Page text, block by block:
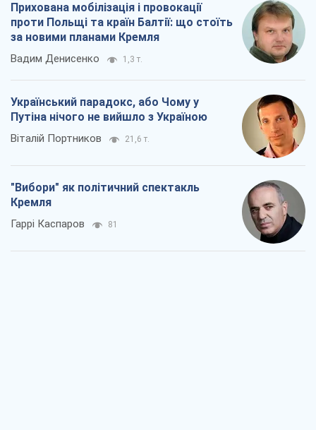
Прихована мобілізація і провокації
проти Польщі та країн Балтії: що стоїть
за новими планами Кремля
Вадим Денисенко 1,3 т.
Український парадокс, або Чому у
Путіна нічого не вийшло з Україною
Віталій Портников 21,6 т.
"Вибори" як політичний спектакль
Кремля
Гаррі Каспаров 81